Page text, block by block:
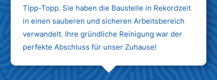
Tipp-Topp. Sie haben die Baustelle in Rekordzeit
in einen sauberen und sicheren Arbeitsbereich
verwandelt. Ihre gründliche Reinigung war der
perfekte Abschluss für unser Zuhause!